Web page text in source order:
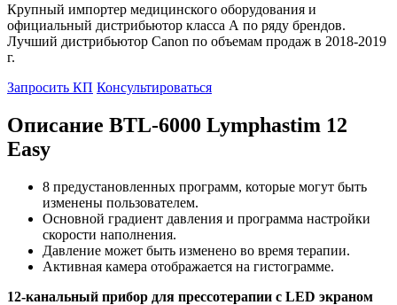
Крупный импортер медицинского оборудования и
официальный дистрибьютор класса А по ряду брендов.
Лучший дистрибьютор Canon по объемам продаж в 2018-2019
г.
Запросить КП Консультироваться
Описание BTL-6000 Lymphastim 12
Easy
8 предустановленных программ, которые могут быть
изменены пользователем.
Основной градиент давления и программа настройки
скорости наполнения.
Давление может быть изменено во время терапии.
Активная камера отображается на гистограмме.
12-канальный прибор для прессотерапии с LED экраном